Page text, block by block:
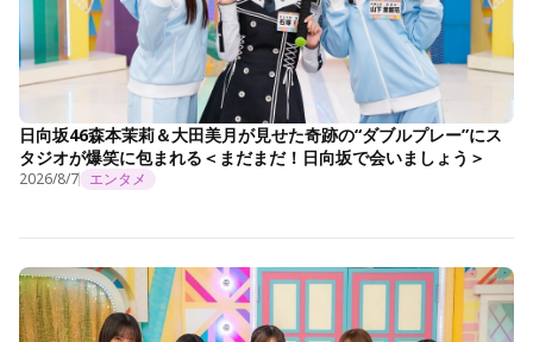
日向坂46森本茉莉＆大田美月が見せた奇跡の“ダブルプレー”にス
タジオが爆笑に包まれる＜まだまだ！日向坂で会いましょう＞
2026/8/7 エンタメ